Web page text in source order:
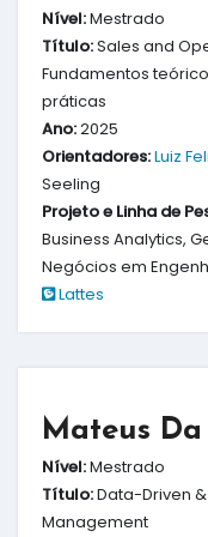
Nível:Mestrado
Título:Sales and
Fundamentos
práticas
Ano:2025
Orientadores:Luiz
Seeling
Projeto e Linha de
Business Analytics,
Negócios em
Lattes
Mateus
Nível:Mestrado
Título:Data-Driven
Management